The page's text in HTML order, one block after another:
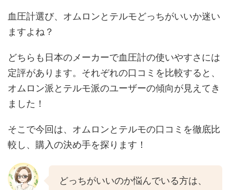
血圧計選び、オムロンとテルモどっちがいいか迷い
ますよね？
どちらも日本のメーカーで血圧計の使いやすさには
定評があります。それぞれの口コミを比較すると、
オムロン派とテルモ派のユーザーの傾向が見えてき
ました！
そこで今回は、オムロンとテルモの口コミを徹底比
較し、購入の決め手を探ります！
どっちがいいのか悩んでいる方は、